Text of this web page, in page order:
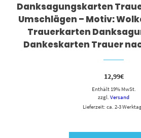
Danksagungskarten
Umschlägen – Motiv:
Trauerkarten
Dankeskarten Trauer
12,99€
Enthält 19% MwSt.
zzgl. Versand
Lieferzeit: ca. 2-3